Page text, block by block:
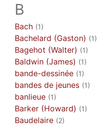
B
Bach (1)
Bachelard (Gaston) (1)
Bagehot (Walter) (1)
Baldwin (James) (1)
bande-dessinée (1)
bandes de jeunes (1)
banlieue (1)
Barker (Howard) (1)
Baudelaire (2)